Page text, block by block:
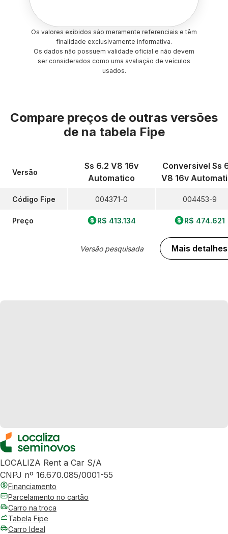
Os valores exibidos são meramente referenciais e têm
finalidade exclusivamente informativa.
Os dados não possuem validade oficial e não devem
ser considerados como uma avaliação de veículos
usados.
Compare preços de outras versões
de na tabela Fipe
Versão
Código Fipe
Preço
Ss 6.2 V8 16v
Automatico
004371-0
R$ 413.134
Versão pesquisada
Conversivel Ss
V8 16v
004453-9
R$ 474.621
Mais detalhes
LOCALIZA Rent a Car S/A
CNPJ nº 16.670.085/0001-55
Financiamento
Parcelamento no cartão
Carro na troca
Tabela Fipe
Carro Ideal